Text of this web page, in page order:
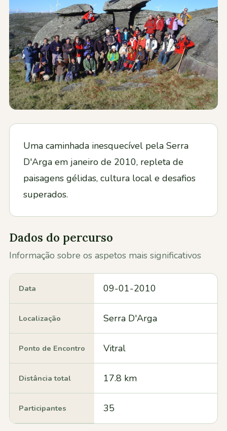
Uma caminhada inesquecível pela Serra
D'Arga em janeiro de 2010, repleta de
paisagens gélidas, cultura local e desafios
superados.
Dados do percurso
Informação sobre os aspetos mais significativos
Data 09-01-2010
Localização Serra D'Arga
Ponto de Encontro Vitral
Distância total 17.8 km
Participantes 35